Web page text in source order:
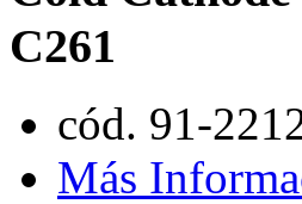
C261
cód. 91-
Más